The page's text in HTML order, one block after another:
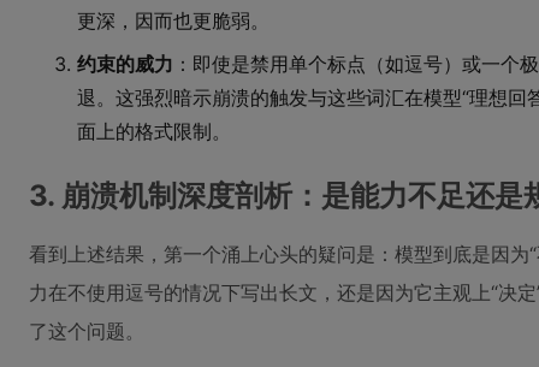
更深，因而也更脆弱。
约束的威力 ：即使是禁用单个标点（如逗号）或一个
退。这强烈暗示崩溃的触发与这些词汇在模型“理想
面上的格式限制。
3. 崩溃机制深度剖析：是能力不足还是
看到上述结果，第一个涌上心头的疑问是：模型到底是因为
力在不使用逗号的情况下写出长文，还是因为它主观上“决
了这个问题。